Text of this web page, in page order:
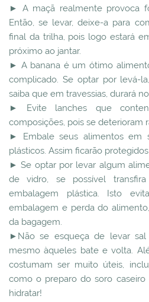
► A maçã realmente provoca
Então, se levar, deixe-a para
final da trilha, pois logo estará
próximo ao jantar.
► A banana é um ótimo
complicado. Se optar por levá-
saiba que em travessias, durará
► Evite lanches que
composições, pois se deterioram
► Embale seus alimentos em
plásticos. Assim ficarão
► Se optar por levar algum
de vidro, se possível
embalagem plástica. Isto
embalagem e perda do
da bagagem.
►Não se esqueça de levar sal
mesmo àqueles bate e volta.
costumam ser muito úteis,
como o preparo do soro
hidratar!